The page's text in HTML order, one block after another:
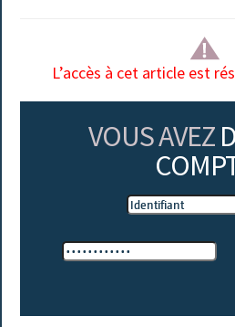
L’accès à cet article est
VOUS AVEZ